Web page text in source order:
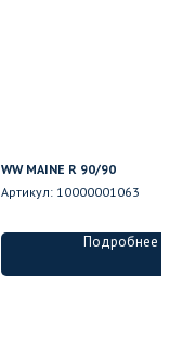
WW MAINE R 90/90
Артикул: 10000001063
Подробнее